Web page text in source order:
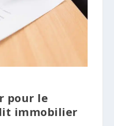
pour le
immobilier